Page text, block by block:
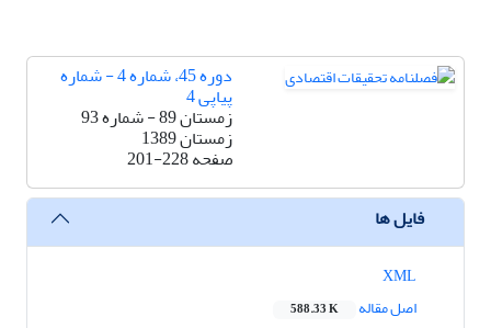
دوره 45، شماره 4 - شماره
پیاپی 4
زمستان 89 - شماره 93
زمستان 1389
صفحه201-228
فایل ها
اصل مقاله
588.33 K